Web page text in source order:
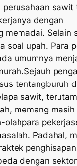
perusahaan sawit
dengan
memadai. Selain
soal upah. Para
umumnya
tentangburuh
sawit,
memang
olahpara
Padahal,
dengan